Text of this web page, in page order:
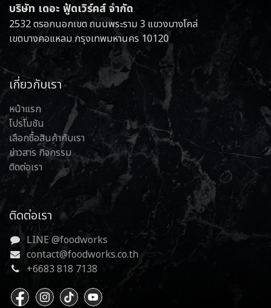
บริษัท เดอะ ฟู้ดเวิร์คส์ จำกัด
2532 ตรอกนอกเขต ถนนพระราม 3 แขวงบางโคล่
เขตบางคอแหลม กรุงเทพมหานคร 10120
เกี่ยวกับเรา
หน้าแรก
โปรโมชัน
เลือกซื้อสินค้ากับเรา
ข่าวสาร กิจกรรม
ติดต่อเรา
ติดต่อเรา
LINE @foodworks
contact@foodworks.co.th
+6683 818 7138